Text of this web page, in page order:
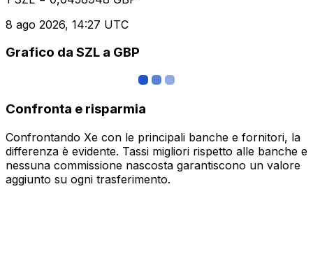
8 ago 2026, 14:27 UTC
Grafico da SZL a GBP
Confronta e risparmia
Confrontando Xe con le principali banche e fornitori, la
differenza è evidente. Tassi migliori rispetto alle banche e
nessuna commissione nascosta garantiscono un valore
aggiunto su ogni trasferimento.